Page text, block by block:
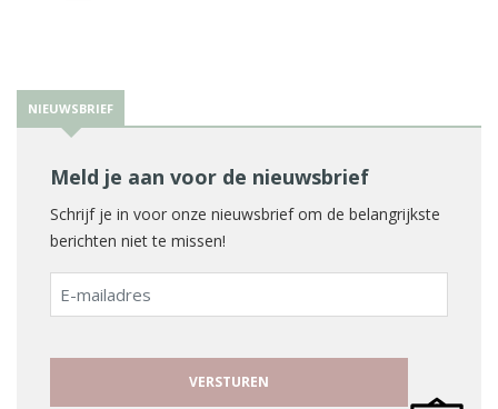
NIEUWSBRIEF
Meld je aan voor de nieuwsbrief
Schrijf je in voor onze nieuwsbrief om de belangrijkste
berichten niet te missen!
E-
mailadres